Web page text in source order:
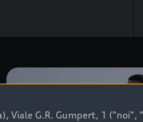
Viale G.R. Gumpert, 1